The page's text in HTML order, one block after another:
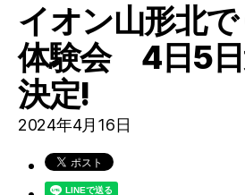
室
の
ROBBO
イオン山形北
体験会 4日5日
決定!
2024年4月16日